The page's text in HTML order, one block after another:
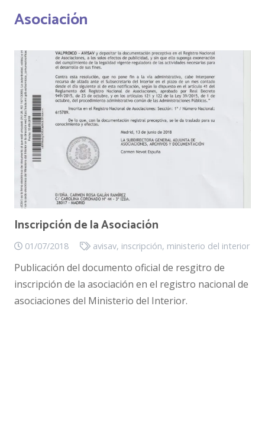
Asociación
Inscripción de la Asociación
01/07/2018 avisav, inscripción, ministerio del interior
Publicación del documento oficial de resgitro de
inscripción de la asociación en el registro nacional de
asociaciones del Ministerio del Interior.